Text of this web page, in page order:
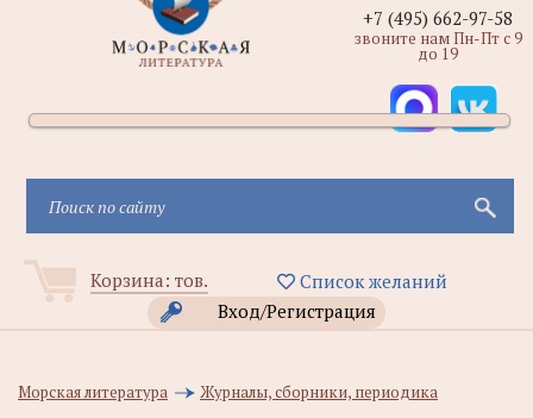
Корзина: тов.
Список желаний
Вход/Регистрация
+7 (495) 662-97-58
звоните нам Пн-Пт с 9
до 19
Морская литература Журналы, сборники, периодика